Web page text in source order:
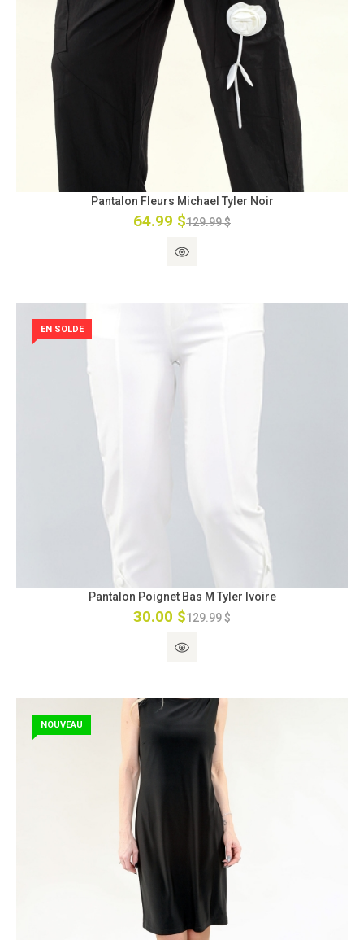
Pantalon Fleurs Michael Tyler Noir
64.99 $129.99 $
EN SOLDE
Pantalon Poignet Bas M Tyler Ivoire
30.00 $129.99 $
NOUVEAU